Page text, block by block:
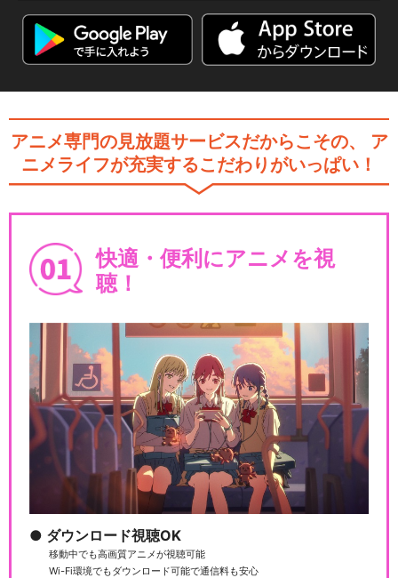
にじよん あにめーしょん2 第1
3～15話（B…
ラブライブ！スーパースタ
ー!!
ー!!TVアニメ2期
ラブライブ！スーパースタ
ー!!TVアニメ3期
ラブライブ! μ's First LoveL
i…
ラブライブ! μ's New Year Lo
アニメ専門の見放題サービスだからこその、
ア
ニメライフが充実するこだわりがいっぱい！
快適・便利にアニメを視
聴！
ダウンロード視聴OK
移動中でも高画質アニメが視聴可能
Wi-Fi環境でもダウンロード可能で通信料も安心